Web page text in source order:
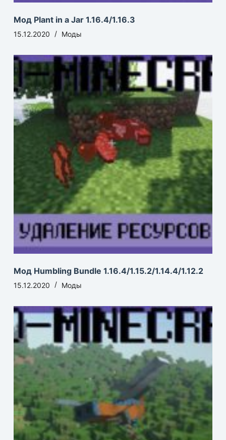
Мод Plant in a Jar 1.16.4/1.16.3
15.12.2020 Моды
Мод Humbling Bundle 1.16.4/1.15.2/1.14.4/1.12.2
15.12.2020 Моды